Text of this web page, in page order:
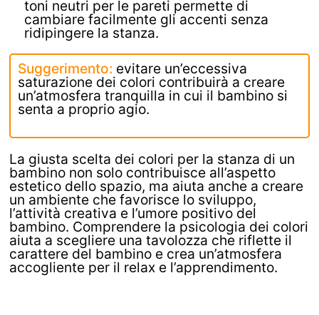
toni neutri per le pareti permette di
cambiare facilmente gli accenti senza
ridipingere la stanza.
Suggerimento: evitare un’eccessiva
saturazione dei colori contribuirà a creare
un’atmosfera tranquilla in cui il bambino si
senta a proprio agio.
La giusta scelta dei colori per la stanza di un
bambino non solo contribuisce all’aspetto
estetico dello spazio, ma aiuta anche a creare
un ambiente che favorisce lo sviluppo,
l’attività creativa e l’umore positivo del
bambino. Comprendere la psicologia dei colori
aiuta a scegliere una tavolozza che riflette il
carattere del bambino e crea un’atmosfera
accogliente per il relax e l’apprendimento.